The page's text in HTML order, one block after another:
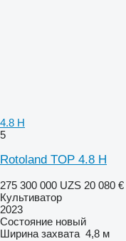
4.8 H
5
Rotoland TOP 4.8 H
275 300 000 UZS 20 080 €
Культиватор
2023
Состояние новый
Ширина захвата 4,8 м